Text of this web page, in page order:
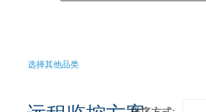
选择其他品类